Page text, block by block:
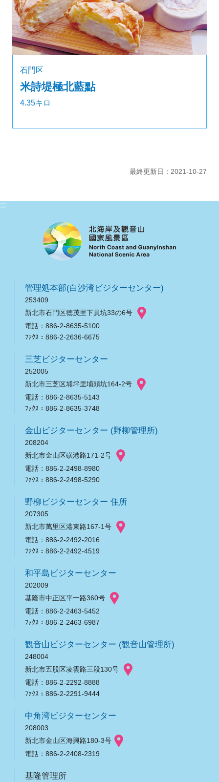
石門区
米詩堤極北藍點
4.35キロ
最終更新日：2021-10-27
:::
管理処本部(白沙湾ビジターセンター)
253409
新北市石門区徳茂里下員坑33の6号
電話：886-2-8635-5100
ﾌｧｸｽ：886-2-2636-6675
三芝ビジターセンター
252005
新北市三芝区埔坪里埔頭坑164-2号
電話：886-2-8635-5143
ﾌｧｸｽ：886-2-8635-3748
金山ビジターセンター (野柳管理所)
208204
新北市金山区磺港路171-2号
電話：886-2-2498-8980
ﾌｧｸｽ：886-2-2498-5290
野柳ビジターセンター 住所
207305
新北市萬里区港東路167-1号
電話：886-2-2492-2016
ﾌｧｸｽ：886-2-2492-4519
和平島ビジターセンター
202009
基隆市中正区平一路360号
電話：886-2-2463-5452
ﾌｧｸｽ：886-2-2463-6987
観音山ビジターセンター (観音山管理所)
248004
新北市五股区凌雲路三段130号
電話：886-2-2292-8888
ﾌｧｸｽ：886-2-2291-9444
中角湾ビジターセンター
208003
新北市金山区海興路180-3号
電話：886-2-2408-2319
基隆管理所